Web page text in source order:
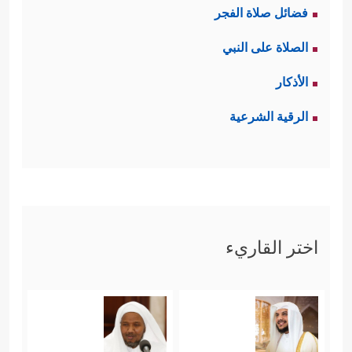
ءَامَنُواْۚ سَأُلۡقِی فِی قُلُوبِ ٱلَّذِینَ كَفَرُواْ ٱلرُّعۡبَ﴾
كلِّ هذا يأتي التأكيد الربَّاني أن الله تبارك
﴿فَلَمۡ تَقۡتُلُوهُمۡ وَلَـٰكِنَّ ٱللَّهَ قَتَلَهُمۡۚ وَمَا رَمَیۡتَ إِذۡ رَمَیۡتَ
فضائل صلاة الفجر
الصلاة على النبي
الأذكار
الرقية الشرعية
اختر القاريء